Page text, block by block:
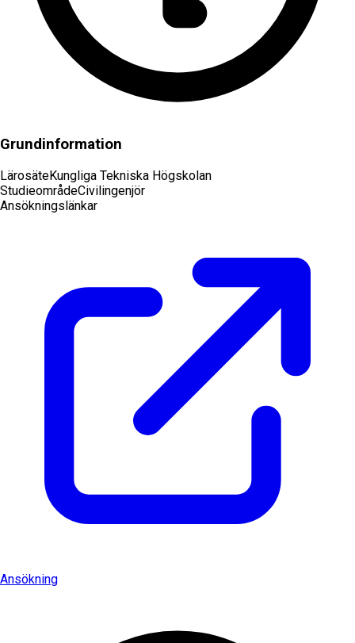
Grundinformation
LärosäteKungliga Tekniska Högskolan
StudieområdeCivilingenjör
Ansökningslänkar
Ansökning